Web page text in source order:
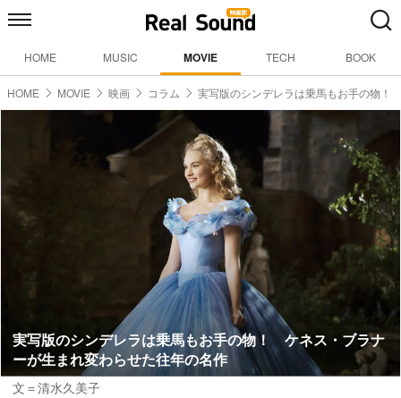
HOME MUSIC MOVIE TECH BOOK
HOME MOVIE 映画 コラム 実写版のシンデレラは乗馬もお手の物！
実写版のシンデレラは乗馬もお手の物！ ケネス・ブラナ
ーが生まれ変わらせた往年の名作
文＝清水久美子